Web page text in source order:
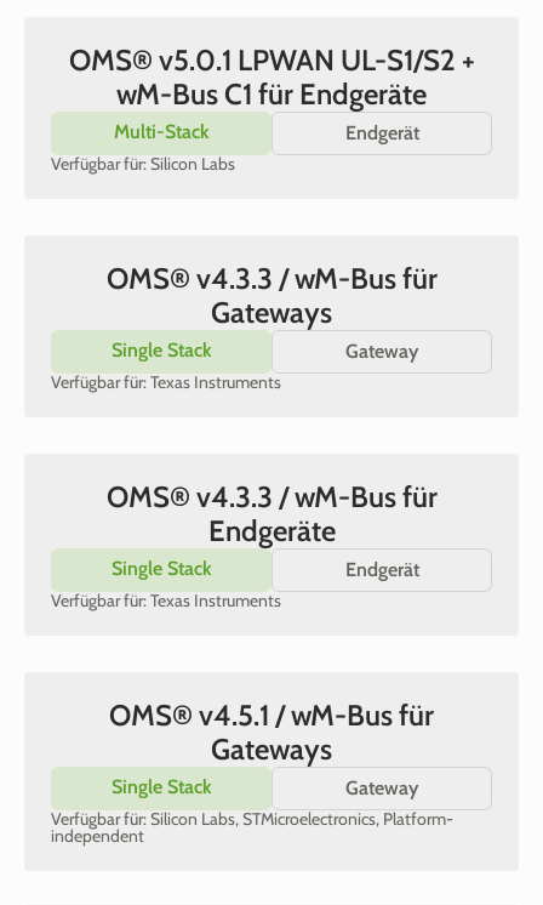
OMS® v5.0.1 LPWAN UL-S1/S2 +
wM-Bus C1 für Endgeräte
Multi-Stack Endgerät
Verfügbar für: Silicon Labs
OMS® v4.3.3 / wM-Bus für
Gateways
Single Stack Gateway
Verfügbar für: Texas Instruments
OMS® v4.3.3 / wM-Bus für
Endgeräte
Single Stack Endgerät
Verfügbar für: Texas Instruments
OMS® v4.5.1 / wM-Bus für
Gateways
Single Stack Gateway
Verfügbar für: Silicon Labs, STMicroelectronics, Platform-
independent